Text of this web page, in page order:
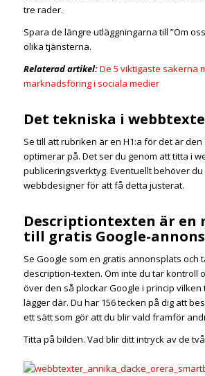
tre rader.
Spara de längre utläggningarna till ”Om
olika tjänsterna.
Relaterad artikel:De 5 viktigaste sakerna
marknadsföring i sociala medier
Det tekniska i
Se till att rubriken är en H1:a för det är den
optimerar på. Det ser du genom att titta i
publiceringsverktyg. Eventuellt behöver
webbdesigner för att få detta justerat.
Descriptiontexten är en
till gratis Google-
Se Google som en gratis annonsplats och
description-texten. Om inte du tar kontroll
över den så plockar Google i princip vilken
lägger där. Du har 156 tecken på dig att
ett sätt som gör att du blir vald framför
Titta på bilden. Vad blir ditt intryck av de